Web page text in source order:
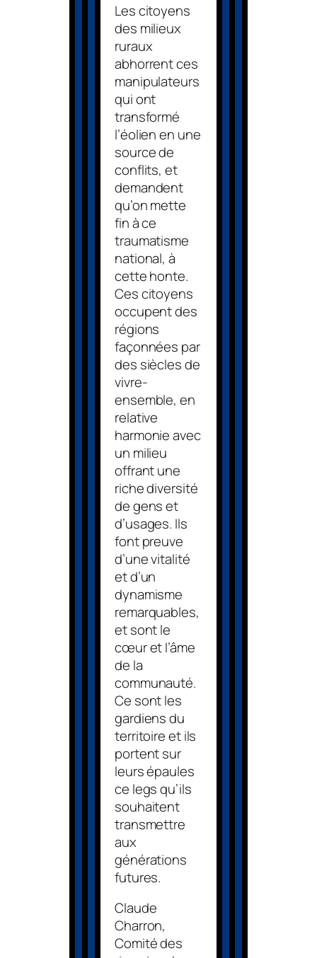
Les citoyens
des milieux
ruraux
abhorrent ces
manipulateurs
qui ont
transformé
l’éolien en une
source de
conflits, et
demandent
qu’on mette
fin à ce
traumatisme
national, à
cette honte.
Ces citoyens
occupent des
régions
façonnées par
des siècles de
vivre-
ensemble, en
relative
harmonie avec
un milieu
offrant une
riche diversité
de gens et
d’usages. Ils
font preuve
d’une vitalité
et d’un
dynamisme
remarquables,
et sont le
cœur et l’âme
de la
communauté.
Ce sont les
gardiens du
territoire et ils
portent sur
leurs épaules
ce legs qu’ils
souhaitent
transmettre
aux
générations
futures.
Claude
Charron,
Comité des